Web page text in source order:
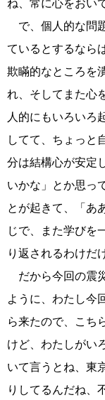
ね、常に心をおい
で、個人的な問
ているとするなら
欺瞞的なところを
れ、そしてまた心
人的にもいろいろ
してて、ちょっと
分は結構心が安定
いかな」とか思っ
とが起きて、「あ
じで、また学びを
り返されるわけだ
だから今回の震
ように、わたし今
ら来たので、こち
けど、わたしがい
いて言うとね、東
りしてるんだね、